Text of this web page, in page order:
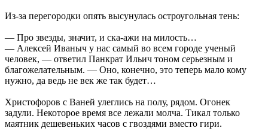
Из-за перегородки опять высунулась остроугольная тень:
— Про звезды, значит, и ска-ажи на милость…
— Алексей Иваныч у нас самый во всем городе ученый
человек, — ответил Панкрат Ильич тоном серьезным и
благожелательным. — Оно, конечно, это теперь мало кому
нужно, да ведь не век же так будет…
Христофоров с Ваней улеглись на полу, рядом. Огонек
задули. Некоторое время все лежали молча. Тикал только
маятник дешевеньких часов с гвоздями вместо гири.